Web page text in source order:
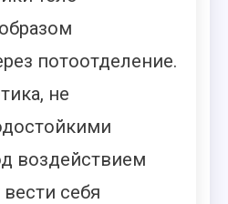
потоотделение.
не
воздействием
себя